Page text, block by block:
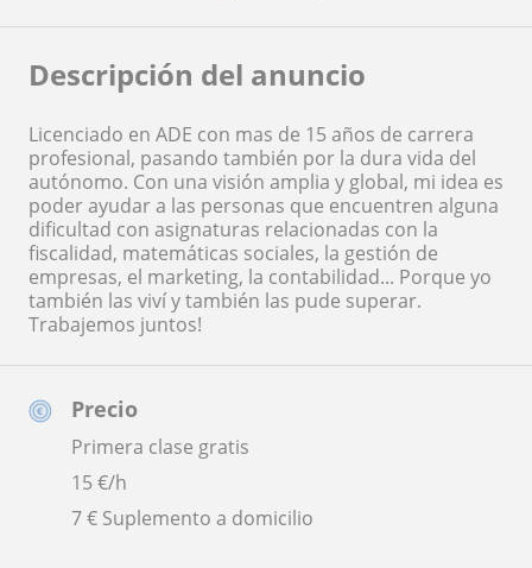
Precio
Primera clase gratis
15€/h
7 € Suplemento a domicilio
Descripción del anuncio
Licenciado en ADE con mas de 15 años de carrera
profesional, pasando también por la dura vida del
autónomo. Con una visión amplia y global, mi idea es
poder ayudar a las personas que encuentren alguna
dificultad con asignaturas relacionadas con la
fiscalidad, matemáticas sociales, la gestión de
empresas, el marketing, la contabilidad... Porque yo
también las viví y también las pude superar.
Trabajemos juntos!